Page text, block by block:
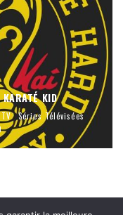
KID
Séries Télévisées